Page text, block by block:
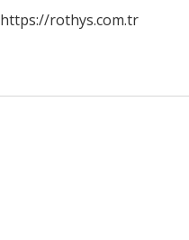
https://rothys.com.tr